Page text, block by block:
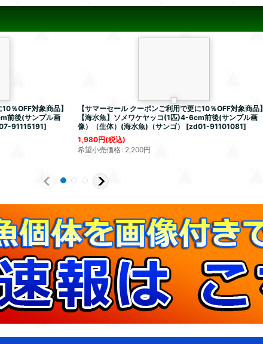
％OFF対象商品】
前後(サンプル画
91115191]
【サマーセール クーポンご利用で更に10％OFF対象商品】
【海水魚】ソメワケヤッコ(1匹)4-6cm前後(サンプル画
像）（生体）(海水魚)（サンゴ）
[zd01-91101081]
1,980円(税込)
希望小売価格: 2,200円